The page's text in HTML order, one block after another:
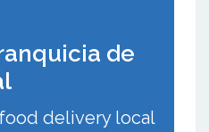
de
delivery local